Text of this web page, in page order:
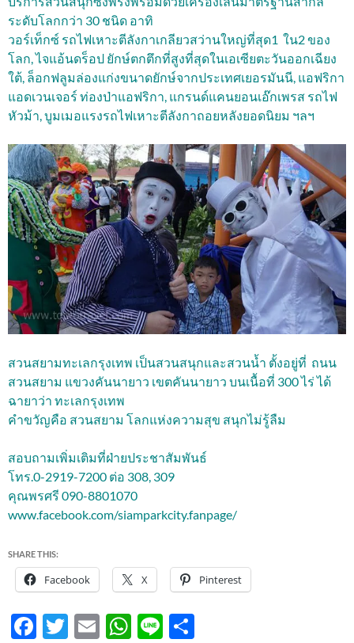
ระดับโลกกว่า 30 ชนิด อาทิ
วอร์เท็กซ์ รถไฟเหาะตีลังกาเกลียวสว่านใหญ่ที่สุด1 ใน2 ของ
โลก, ไจแอ้นดร็อป ยักษ์ตกตึกที่สูงที่สุดในเอเซียตะวันออกเฉียง
ใต้, ล็อกฟลูมล่องแก่งขนาดยักษ์จากประเทศเยอรมันนี, แอฟริกา
แอดเวนเจอร์ ท่องป่าแอฟริกา, แกรนด์แคนยอนเอ๊กเพรส รถไฟ
หัวม้า, บูมเมอแรงรถไฟเหาะตีลังกาถอยหลังยอดนิยม ฯลฯ
สวนสยามทะเลกรุงเทพ เป็นสวนสนุกและสวนน้ำ ตั้งอยู่ที่ ถนน
สวนสยาม แขวงคันนายาว เขตคันนายาว บนเนื้อที่ 300 ไร่ ได้
ฉายาว่า ทะเลกรุงเทพ
คำขวัญคือ สวนสยาม โลกแห่งความสุข สนุกไม่รู้ลืม
สอบถามเพิ่มเติมที่ฝ่ายประชาสัมพันธ์
โทร.0-2919-7200 ต่อ 308, 309
คุณพรศรี 090-8801070
www.facebook.com/siamparkcity.fanpage/
SHARE THIS:
Facebook X Pinterest
F
T
E
W Li